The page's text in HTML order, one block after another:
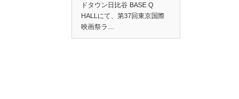
ドタウン日比谷 BASE Q
HALLにて、第37回東京国際
映画祭ラ…